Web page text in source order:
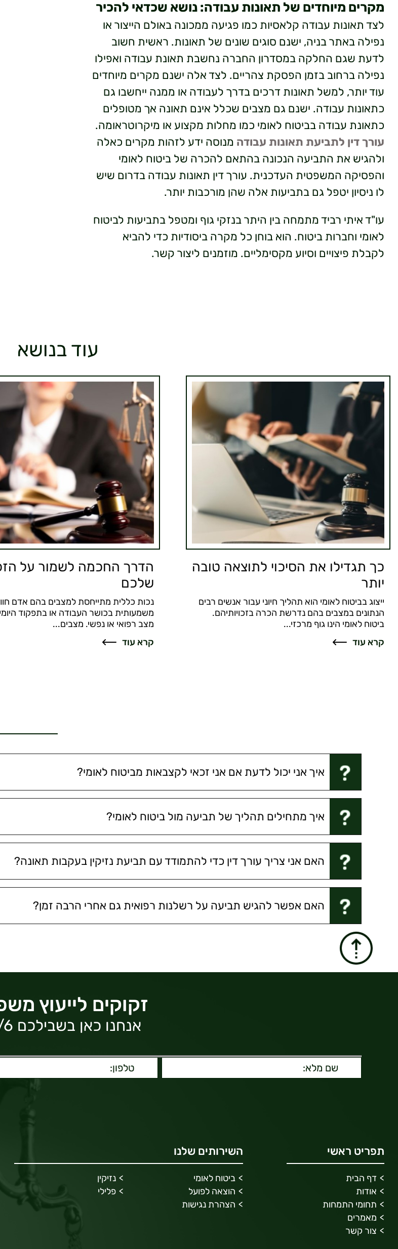
מקרים מיוחדים של תאונות עבודה: נושא שכדאי להכיר
לצד תאונות עבודה קלאסיות כמו פגיעה ממכונה באולם הייצור או
נפילה באתר בניה, ישנם סוגים שונים של תאונות. ראשית חשוב
לדעת שגם החלקה במסדרון החברה נחשבת תאונת עבודה ואפילו
נפילה ברחוב בזמן הפסקת צהריים. לצד אלה ישנם מקרים מיוחדים
עוד יותר, למשל תאונות דרכים בדרך לעבודה או ממנה ייחשבו גם
כתאונות עבודה. ישנם גם מצבים שכלל אינם תאונה אך מטופלים
כתאונת עבודה בביטוח לאומי כמו מחלות מקצוע או מיקרוטראומה.
עורך דין לתביעת תאונות עבודה מנוסה ידע לזהות מקרים כאלה
ולהגיש את התביעה הנכונה בהתאם להכרה של ביטוח לאומי
והפסיקה המשפטית העדכנית. עורך דין תאונות עבודה בדרום שיש
לו ניסיון יטפל גם בתביעות אלה שהן מורכבות יותר.
עו"ד איתי רביד מתמחה בין היתר בנזקי גוף ומטפל בתביעות לביטוח
לאומי וחברות ביטוח. הוא בוחן כל מקרה ביסודיות כדי להביא
לקבלת פיצויים וסיוע מקסימליים. מוזמנים ליצור קשר.
עוד בנושא
כך תגדילו את הסיכוי לתוצאה טובה
יותר
ייצוג בביטוח לאומי הוא תהליך חיוני עבור אנשים רבים
הנתונים במצבים בהם נדרשת הכרה בזכויותיהם.
ביטוח לאומי הינו גוף מרכזי...
קרא עוד
הדרך החכמה לשמור על
שלכם
נכות כללית מתייחסת למצבים בהם אדם
משמעותית בכושר העבודה או בתפקוד
מצב רפואי או נפשי. מצבים...
קרא עוד
איך אני יכול לדעת אם אני זכאי לקצבאות מביטוח לאומי?
איך מתחילים תהליך של תביעה מול ביטוח לאומי?
האם אני צריך עורך דין כדי להתמודד עם תביעת נזיקין בעקבות תאונה?
האם אפשר להגיש תביעה על רשלנות רפואית גם אחרי הרבה זמן?
זקוקים לייעוץ
אנחנו כאן בשבילכם 24/6!
תפריט ראשי
דף הבית
אודות
תחומי התמחות
מאמרים
צור קשר
השירותים שלנו
ביטוח לאומי
נזיקין
הוצאה לפועל
פלילי
הצהרת נגישות